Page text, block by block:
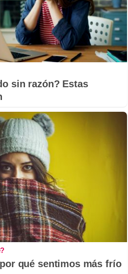
sin razón? Estas
qué sentimos más frío